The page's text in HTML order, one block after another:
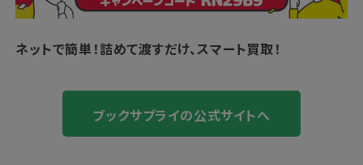
ネットで簡単！詰めて渡すだけ、スマート買取！
ブックサプライの公式サイトへ